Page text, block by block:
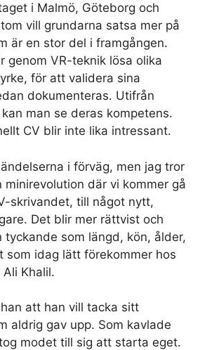
i Malmö, Göteborg och
vill grundarna satsa mer på
är en stor del i framgången.
genom VR-teknik lösa olika
för att validera sina
dokumenteras. Utifrån
man se deras kompetens.
CV blir inte lika intressant.
i förväg, men jag tror
minirevolution där vi kommer gå
skrivandet, till något nytt,
Det blir mer rättvist och
tyckande som längd, kön, ålder,
som idag lätt förekommer hos
Khalil.
att han vill tacka sitt
aldrig gav upp. Som kavlade
modet till sig att starta eget.